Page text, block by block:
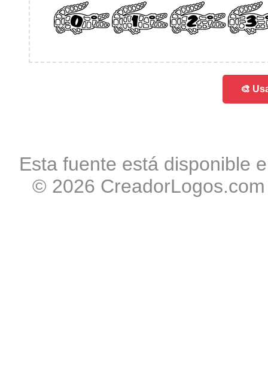
🎨
Esta fuente está disponible
© 2026